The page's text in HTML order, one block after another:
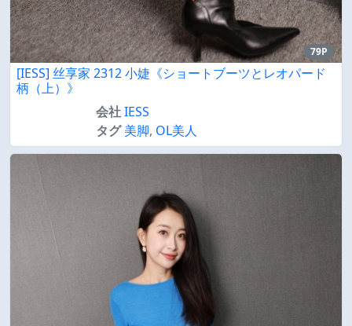
79P
[IESS] 丝享家 2312 小婕《ショートブーツとレオパード
柄（上）》
会社IESS
タグ 美脚, OL美人